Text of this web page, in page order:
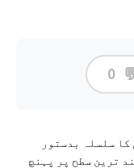
0
سلسلہ بدستور
207 روپے کی بلند ترین سطح پر پہنچ